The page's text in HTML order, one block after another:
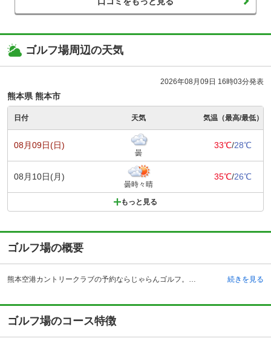
ゴルフ場周辺の天気
2026年08月09日 16時03分発表
熊本県 熊本市
日付 天気 気温（最高/最低）
08月09日(日)
曇
33℃/28℃
08月10日(月)
曇時々晴
35℃/26℃
もっと見る
ゴルフ場の概要
熊本空港カントリークラブの予約ならじゃらんゴルフ。カートの有無や利用税、キャンセル料、ナイター設備、駐車場などのコース情報はもちろん、口コミ、フォトギャラリーなどコースの難易度や攻略に役立つ情報充実、予約する度にポイントが貯まるのでお得にゴルフをお楽しみ頂けます。 昭和49年に熊本県菊池郡でオープンした熊本空港カントリークラブ。熊本空港に隣接し、雄大な阿蘇の麓に広がるゴルフコースは自然を巧みに生かした設計で、数多くのプロトーナメントにおいて名勝負が刻まれた名門コースでもあります。ゴルフ場までのアクセスは、自動車の場合、九州自動車道・熊本インターチェンジより約15分、同・益城熊本空港インターチェンジより約20分、熊本空港からは約5分という絶好のロケーションです。電車の場合は、JR鹿児島本線・熊本駅からタクシーを利用して約40分でアクセスできます。クラブハウスにはレストランや浴場、オリジナルグッズを取りそろえた売店などが設けられており、練習場には200ヤード、20打席のドライビングレンジも完備しています。 続きを見る
ゴルフ場のコース特徴